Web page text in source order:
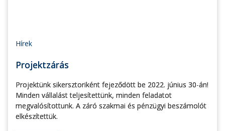
Hírek
Projektzárás
Projektünk sikersztoriként fejeződött be 2022. június 30-án!
Minden vállalást teljesítettünk, minden feladatot
megvalósítottunk. A záró szakmai és pénzügyi beszámolót
elkészítettük.